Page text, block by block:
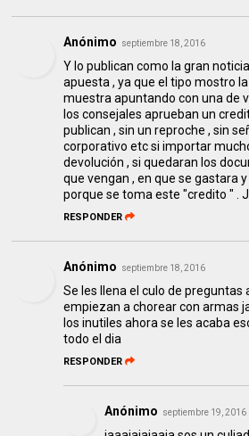
Anónimo septiembre 18, 2016
Y lo publican como la gran
apuesta , ya que el tipo mostro
muestra apuntando con una de
los consejales aprueban un
publican , sin un reproche , sin
corporativo etc si importar
devolución , si quedaran los
que vengan , en que se gastara
porque se toma este "credito " .
RESPONDER
Anónimo septiembre 18, 2016
Se les llena el culo de preguntas
empiezan a chorear con armas
los inutiles ahora se les acaba
todo el dia
RESPONDER
Anónimo septiembre 19, 2016